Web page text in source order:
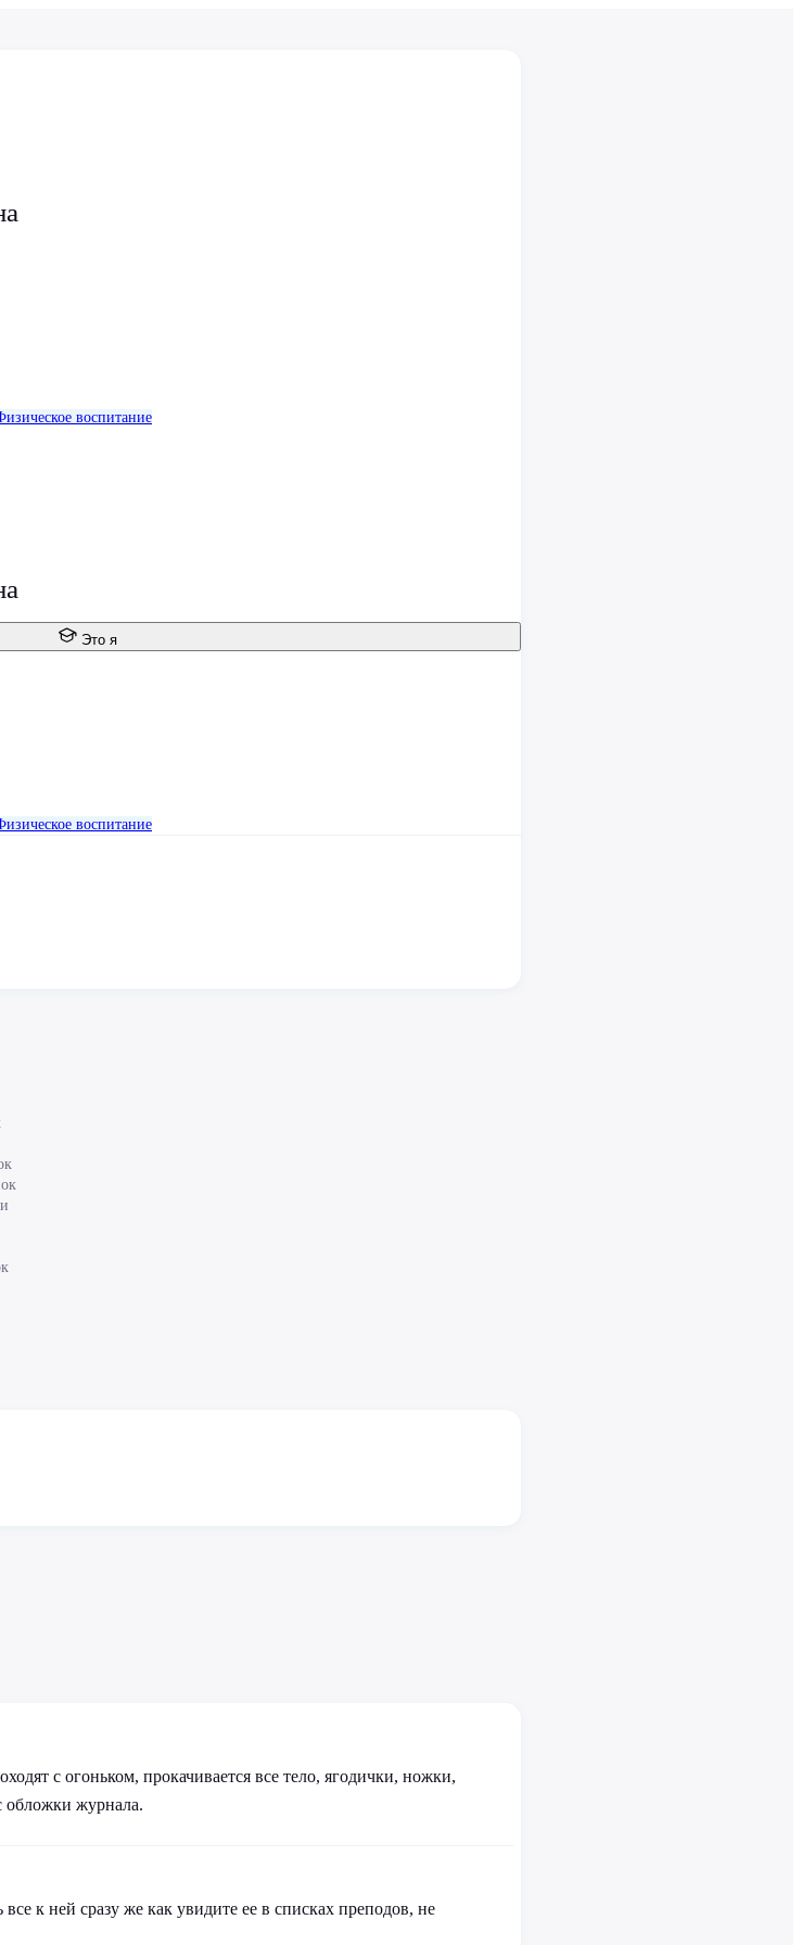
воспитание
Это я
воспитание
с огоньком, прокачивается все тело, ягодички, ножки,
обложки журнала.
к ней сразу же как увидите ее в списках преподов, не